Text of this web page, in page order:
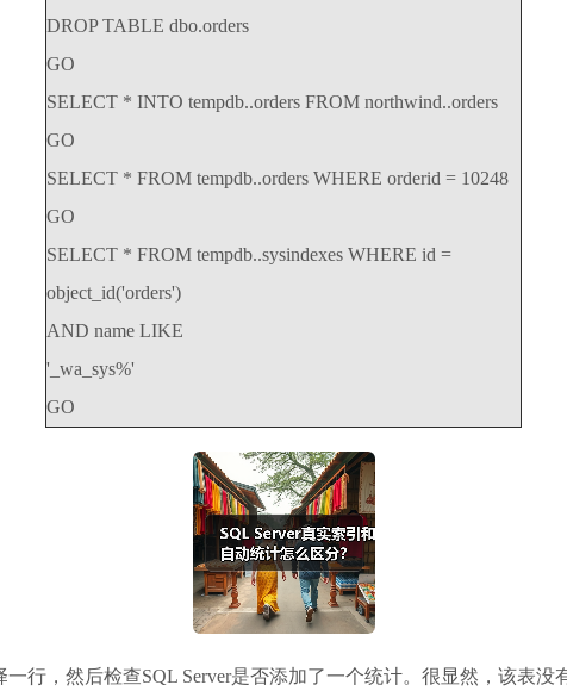
DROP TABLE dbo.orders
GO
SELECT * INTO tempdb..orders FROM northwind..orders
GO
SELECT * FROM tempdb..orders WHERE orderid = 10248
GO
SELECT * FROM tempdb..sysindexes WHERE id =
object_id('orders')
AND name LIKE
'_wa_sys%'
GO
行，然后检查SQL Server是否添加了一个统计。很显然，该表没